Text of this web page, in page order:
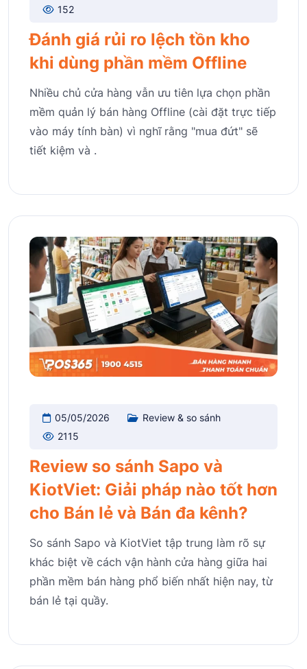
152
Đánh giá rủi ro lệch tồn kho
khi dùng phần mềm Offline
Nhiều chủ cửa hàng vẫn ưu tiên lựa chọn phần
mềm quản lý bán hàng Offline (cài đặt trực tiếp
vào máy tính bàn) vì nghĩ rằng "mua đứt" sẽ
tiết kiệm và .
05/05/2026
Review & so sánh
2115
Review so sánh Sapo và
KiotViet: Giải pháp nào tốt hơn
cho Bán lẻ và Bán đa kênh?
So sánh Sapo và KiotViet tập trung làm rõ sự
khác biệt về cách vận hành cửa hàng giữa hai
phần mềm bán hàng phổ biến nhất hiện nay, từ
bán lẻ tại quầy.